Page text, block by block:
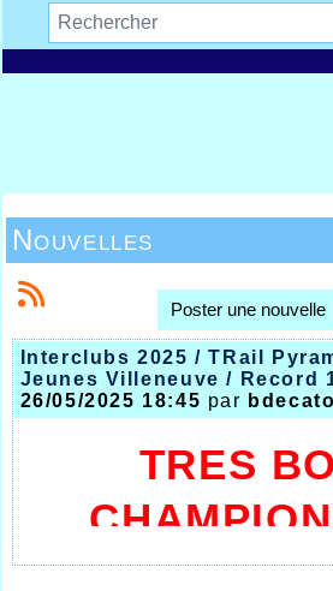
Nouvelles
Poster une nouvelle
Interclubs 2025 / TRail
Jeunes Villeneuve / Record
26/05/2025 18:45 par
TRES
INTER